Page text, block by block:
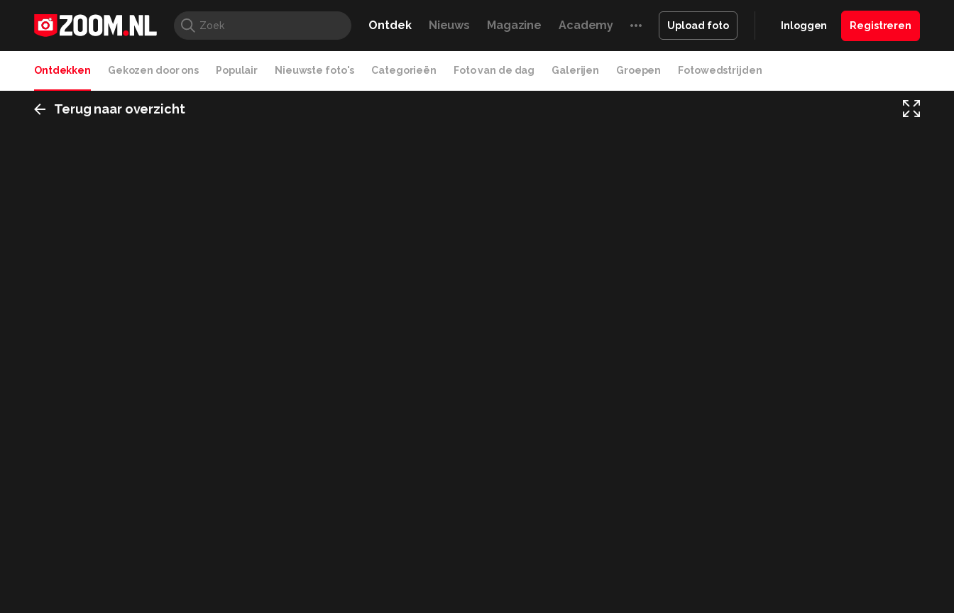
Ontdek Nieuws Magazine Academy Upload foto Inloggen Registreren
Ontdekken Gekozen door ons Populair Nieuwste foto's Categorieën Foto van de dag Galerijen Groepen Fotowedstrijden
Terug naar overzicht